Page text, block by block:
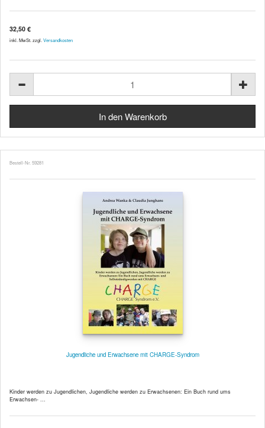
32,50 €
inkl. MwSt. zzgl. Versandkosten
Bestell-Nr. 59281
Jugendliche und Erwachsene mit CHARGE-Syndrom
Kinder werden zu Jugendlichen, Jugendliche werden zu Erwachsenen: Ein Buch rund ums
Erwachsen- ...